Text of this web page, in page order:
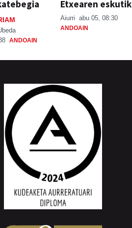
ANDOAIN
Etxearen eskutik
Aiurri abu 05, 08:30
ANDOAIN